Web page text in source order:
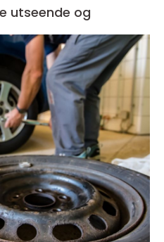
utseende og